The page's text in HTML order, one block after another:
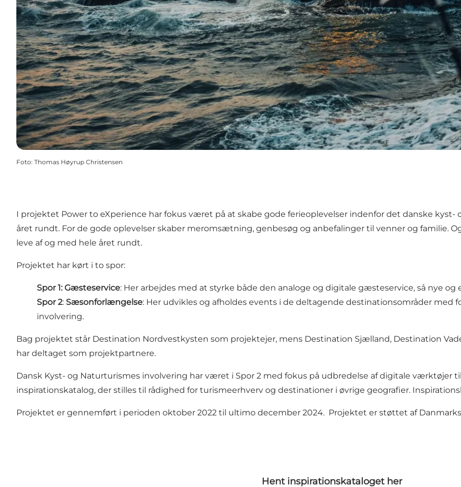
Foto: Thomas Høyrup Christensen
I projektet Power to eXperience har fokus været på at skabe gode ferieoplevelser indenfor det danske
året rundt. For de gode oplevelser skaber meromsætning, genbesøg og anbefalinger til venner og familie.
leve af og med hele året rundt.
Projektet har kørt i to spor:
Spor 1: Gæsteservice: Her arbejdes med at styrke både den analoge og digitale gæsteservice, så nye
Spor 2: Sæsonforlængelse: Her udvikles og afholdes events i de deltagende destinationsområder med
involvering.
Bag projektet står Destination Nordvestkysten som projektejer, mens Destination Sjælland, Destination
har deltaget som projektpartnere.
Dansk Kyst- og Naturturismes involvering har været i Spor 2 med fokus på udbredelse af digitale værktøjer
inspirationskatalog, der stilles til rådighed for turismeerhverv og destinationer i øvrige geografier.
Projektet er gennemført i perioden oktober 2022 til ultimo december 2024. Projektet er støttet af
Hent inspirationskataloget her